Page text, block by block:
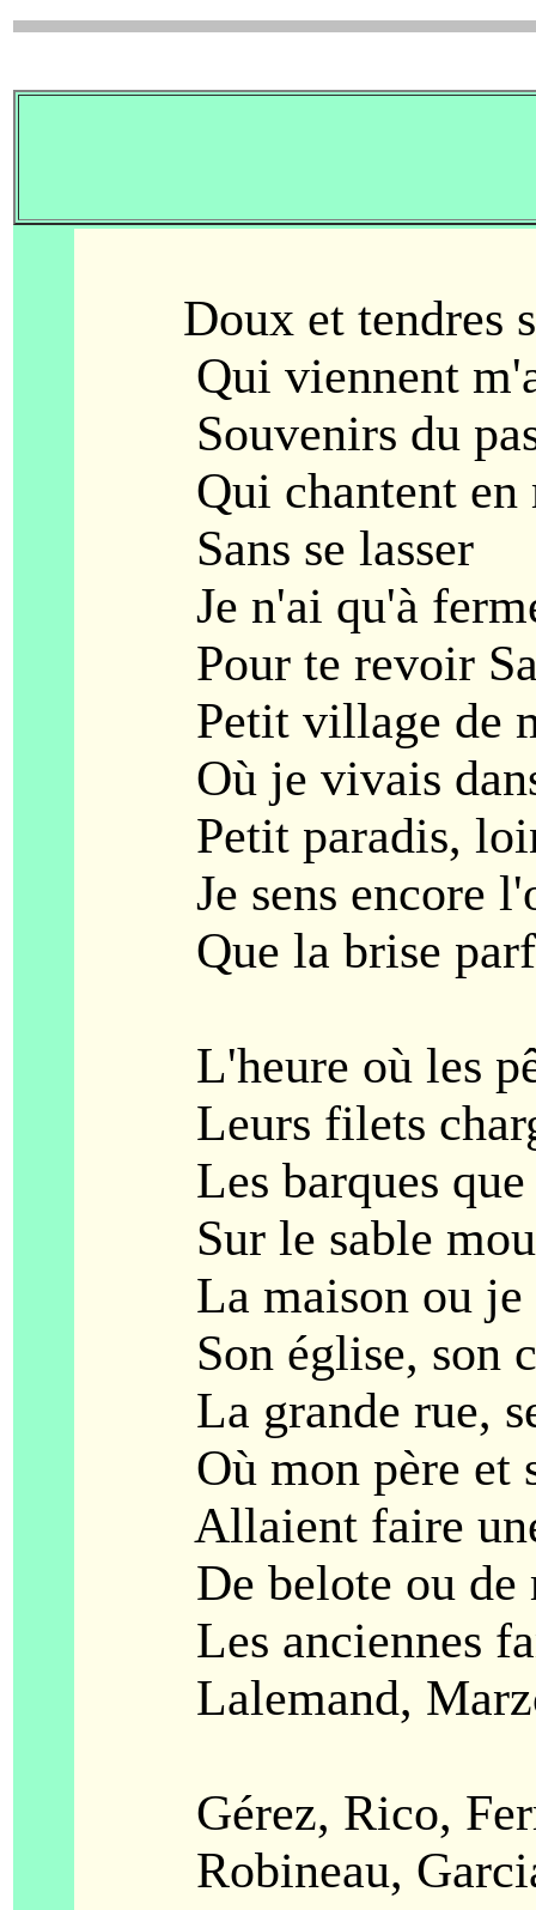
Doux et tendres
Qui viennent
Souvenirs du
Qui chantent en
Sans se lasser
Je n'ai qu'à
Pour te revoir
Petit village de
Où je vivais dans
Petit paradis, loin
Je sens encore
Que la brise
L'heure où les
Leurs filets
Les barques que
Sur le sable
La maison ou je
Son église, son
La grande rue,
Où mon père et
Allaient faire
De belote ou de
Les anciennes
Lalemand,
Gérez, Rico,
Robineau,